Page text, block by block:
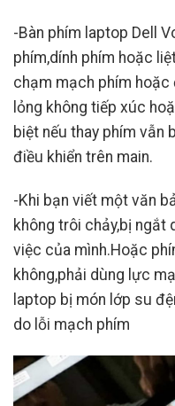
-Bàn phím laptop Dell
phím,dính phím hoặc
chạm mạch phím hoặc
lỏng không tiếp xúc
biệt nếu thay phím vẫn
điều khiển trên main.
-Khi bạn viết một văn
không trôi chảy,bị ngắt
việc của mình.Hoặc
không,phải dùng lực
laptop bị món lớp su
do lỗi mạch phím